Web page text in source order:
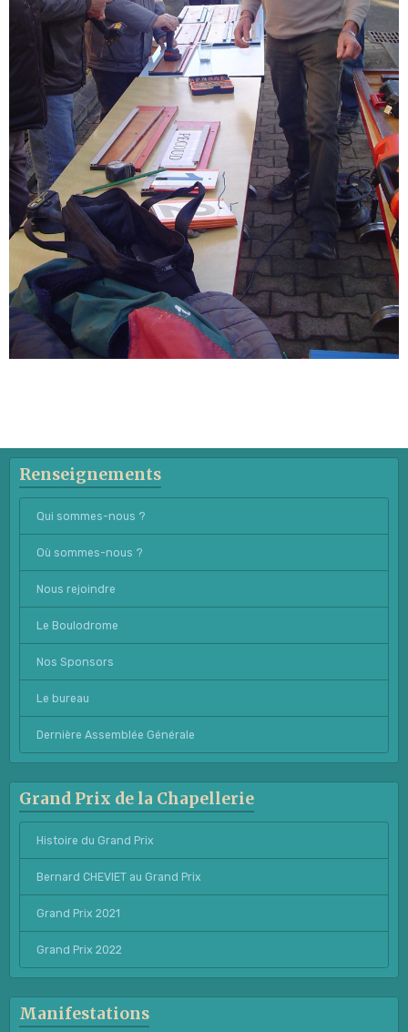
Renseignements
Qui sommes-nous ?
Où sommes-nous ?
Nous rejoindre
Le Boulodrome
Nos Sponsors
Le bureau
Dernière Assemblée Générale
Grand Prix de la Chapellerie
Histoire du Grand Prix
Bernard CHEVIET au Grand Prix
Grand Prix 2021
Grand Prix 2022
Manifestations